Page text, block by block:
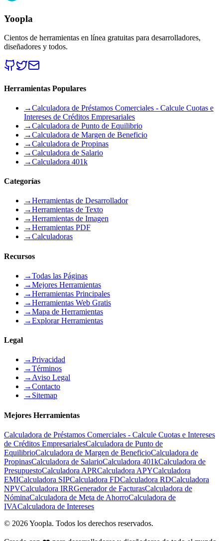
Yoopla
Cientos de herramientas en línea gratuitas para desarrolladores,
diseñadores y todos.
Herramientas Populares
→Calculadora de Préstamos Comerciales - Calcule Cuotas e
Intereses de Créditos Empresariales
→Calculadora de Punto de Equilibrio
→Calculadora de Margen de Beneficio
→Calculadora de Propinas
→Calculadora de Salario
→Calculadora 401k
Categorías
→Herramientas de Desarrollador
→Herramientas de Texto
→Herramientas de Imagen
→Herramientas PDF
→Calculadoras
Recursos
→Todas las Páginas
→Mejores Herramientas
→Herramientas Principales
→Herramientas Web Gratis
→Mapa de Herramientas
→Explorar Herramientas
Legal
→Privacidad
→Términos
→ Aviso Legal
→Contacto
→ Sitemap
Mejores Herramientas
Calculadora de Préstamos Comerciales - Calcule Cuotas e Intereses
de Créditos EmpresarialesCalculadora de Punto de
EquilibrioCalculadora de Margen de BeneficioCalculadora de
PropinasCalculadora de SalarioCalculadora 401kCalculadora de
PresupuestoCalculadora APRCalculadora APYCalculadora
EMICalculadora SIPCalculadora FDCalculadora RDCalculadora
NPVCalculadora IRRGenerador de FacturasCalculadora de
NóminaCalculadora de Meta de AhorroCalculadora de
IVACalculadora de Intereses
© 2026Yoopla. Todos los derechos reservados.